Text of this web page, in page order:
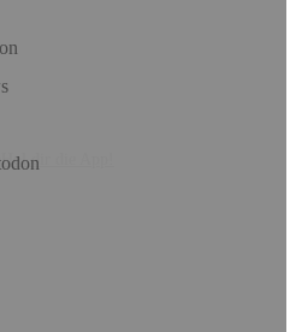
Hol dir die App!